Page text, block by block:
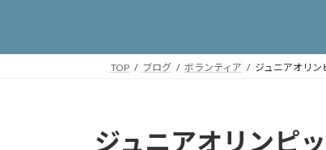
TOP ブログ ボランティア ジュニアオリン
ジュニアオリンピ